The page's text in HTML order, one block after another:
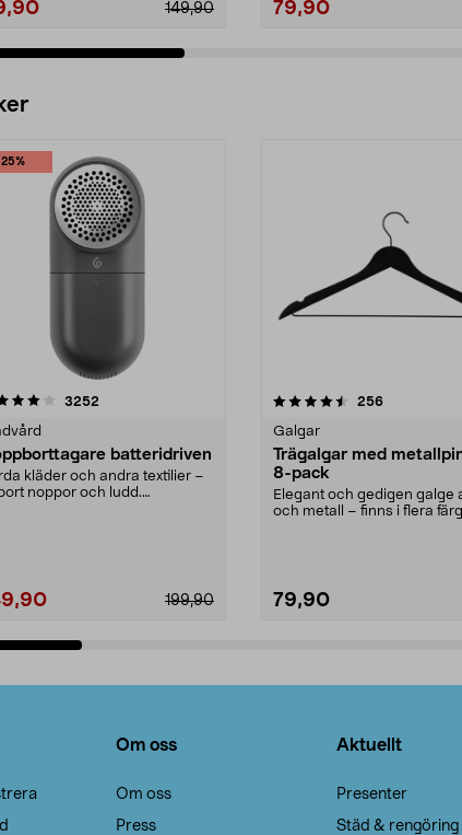
149,90 79,90
3252
batteridriven
kläder och andra textilier –
noppor och ludd.
199,90
4.5av 5 stjärnor 256recensioner
Galgar
Trägalgar med
8-pack
Elegant och gedigen galge
och metall – finns i flera
79,90
4.0av 5 stjärnor
Om oss
Om oss
Press
Aktuellt
Presenter
Städ & rengöring